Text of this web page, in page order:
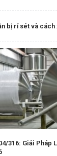
bị rỉ sét và
316: Giải Pháp